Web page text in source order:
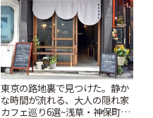
東京の路地裏で見つけた。静か
な時間が流れる、大人の隠れ家
カフェ巡り6選~浅草・神保町・